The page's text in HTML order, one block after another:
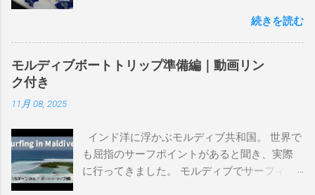
を書き残しているページです。 記録と残して
るので、過去のボードたちはもうすでに人に
譲って、手元に無いのがほとんどだけど。 色
んなサーフボードに乗って、サーフィンの世
ーメイドビーチ 最もロングライドしてきたポ
イント スナッパー、レインボーベイ、グリ
ーンマウント、クーリービーチ、キラ、レノ
続きを読む
モルディブボートトリップ準備編｜動画リン
ク付き
11月 08, 2025
インド洋に浮かぶモルディブ共和国。 世界で
も屈指のサーフポイントがあると聞き、実際
に行ってきました。 モルディブでサーフィン